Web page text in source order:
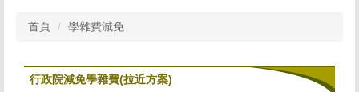
首頁 學雜費減免
行政院減免學雜費(拉近方案)